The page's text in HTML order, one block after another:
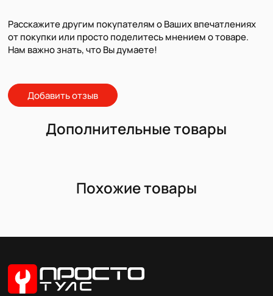
Расскажите другим покупателям о Ваших впечатлениях
от покупки или просто поделитесь мнением о товаре.
Нам важно знать, что Вы думаете!
Добавить отзыв
Дополнительные товары
Похожие товары